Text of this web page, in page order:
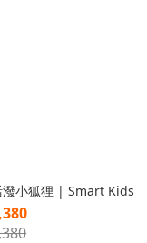
潑小狐狸 | Smart Kids